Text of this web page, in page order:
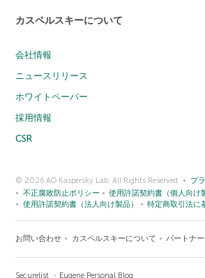
カスペルスキーについて
会社情報
ニュースリリース
ホワイトペーパー
採用情報
CSR
© 2026 AO Kaspersky Lab. All Rights Reserved.
プ
不正腐敗防止ポリシー
使用許諾契約書（個人向け
使用許諾契約書（法人向け製品）
特定商取引法に
お問い合わせ カスペルスキーについて パートナー
Securelist Eugene Personal Blog